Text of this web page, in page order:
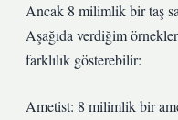
Ancak 8 milimlik bir taş
Aşağıda verdiğim
farklılık gösterebilir:
Ametist: 8 milimlik bir